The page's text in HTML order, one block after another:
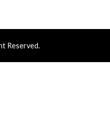
Reserved.